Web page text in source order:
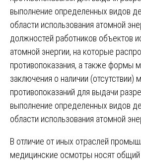
выполнение определенных видов
области использования атомной
должностей работников объектов
атомной энергии, на которые
противопоказания, а также формы
заключения о наличии (отсутствии)
противопоказаний для выдачи
выполнение определенных видов
области использования атомной
В отличие от иных отраслей
медицинские осмотры носят общий